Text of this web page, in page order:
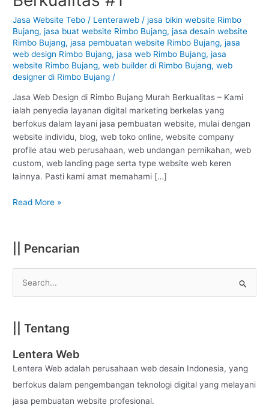
Jasa Website Tebo / Lenteraweb /jasa bikin website Rimbo
Bujang,jasa buat website Rimbo Bujang,jasa desain website
Rimbo Bujang,jasa pembuatan website Rimbo Bujang,jasa
web design Rimbo Bujang,jasa web Rimbo Bujang,jasa
website Rimbo Bujang,web builder di Rimbo Bujang,web
designer di Rimbo Bujang /
Jasa Web Design di Rimbo Bujang Murah Berkualitas – Kami
ialah penyedia layanan digital marketing berkelas yang
berfokus dalam layani jasa pembuatan website, mulai dengan
website individu, blog, web toko online, website company
profile atau web perusahaan, web undangan pernikahan, web
custom, web landing page serta type website web keren
lainnya. Pasti kami amat memahami […]
Rimbo
Bujang
–
Tebo
:
Murah
Berkualitas
#1
Read More »
|| Pencarian
r
c
h
f
o
|| Tentang
Lentera Web
Lentera Web adalah perusahaan web desain Indonesia, yang
berfokus dalam pengembangan teknologi digital yang melayani
jasa pembuatan website profesional.